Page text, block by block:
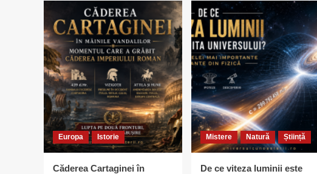
Europa Istorie
Căderea Cartaginei în
Mistere Natură Știință
De ce viteza luminii este